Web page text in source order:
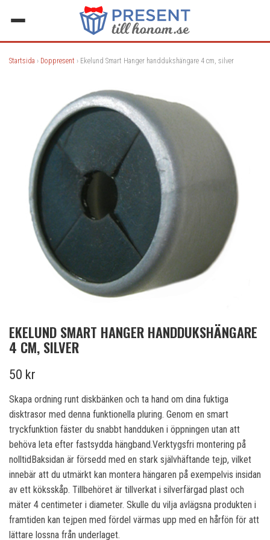
Startsida › Doppresent › Ekelund Smart Hanger handdukshängare 4 cm, silver
EKELUND SMART HANGER HANDDUKSHÄNGARE
4 CM, SILVER
50 kr
Skapa ordning runt diskbänken och ta hand om dina fuktiga
disktrasor med denna funktionella pluring. Genom en smart
tryckfunktion fäster du snabbt handduken i öppningen utan att
behöva leta efter fastsydda hängband.Verktygsfri montering på
nolltidBaksidan är försedd med en stark självhäftande tejp, vilket
innebär att du utmärkt kan montera hängaren på exempelvis insidan
av ett köksskåp. Tillbehöret är tillverkat i silverfärgad plast och
mäter 4 centimeter i diameter. Skulle du vilja avlägsna produkten i
framtiden kan tejpen med fördel värmas upp med en hårfön för att
lättare lossna från underlaget.